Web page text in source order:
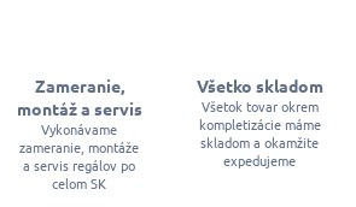
Zameranie,
montáž a servis
Vykonávame
zameranie, montáže
a servis regálov po
celom SK
Všetko skladom
Všetok tovar okrem
kompletizácie máme
skladom a okamžite
expedujeme